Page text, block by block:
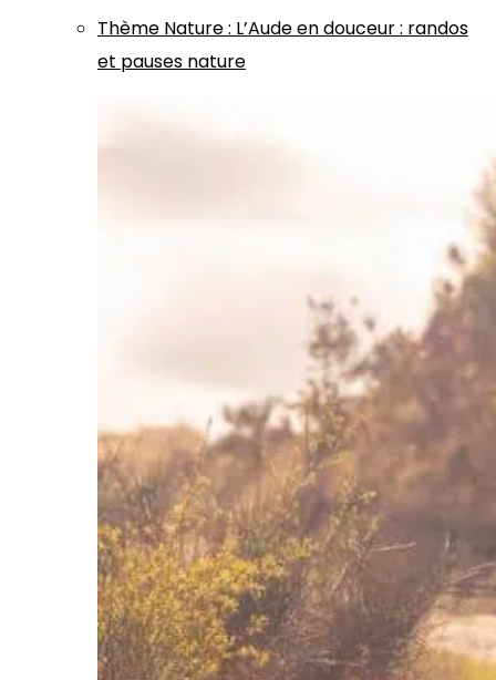
Thème Nature: L’Aude en douceur : randos
et pauses nature